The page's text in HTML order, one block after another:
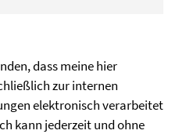
dass meine hier
zur internen
elektronisch verarbeitet
kann jederzeit und ohne